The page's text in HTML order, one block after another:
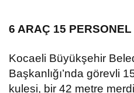
6 ARAÇ 15 PERSONEL
Kocaeli Büyükşehir
Başkanlığı’nda görevli
kulesi, bir 42 metre